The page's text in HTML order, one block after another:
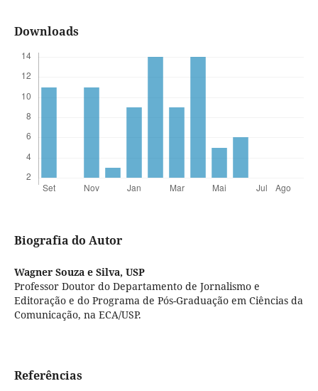
Downloads
Biografia do Autor
Wagner Souza e Silva, USP
Professor Doutor do Departamento de Jornalismo e
Editoração e do Programa de Pós-Graduação em Ciências da
Comunicação, na ECA/USP.
Referências